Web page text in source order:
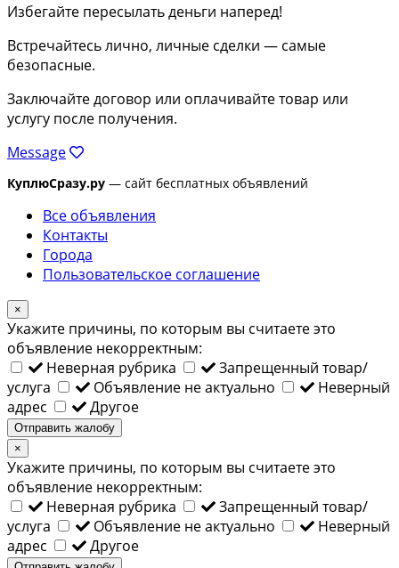
Избегайте пересылать деньги наперед!
Встречайтесь лично, личные сделки — самые
безопасные.
Заключайте договор или оплачивайте товар или
услугу после получения.
Message
КуплюСразу.ру — сайт бесплатных объявлений
Все объявления
Контакты
Города
Пользовательское соглашение
×
Укажите причины, по которым вы считаете это
объявление некорректным:
Неверная рубрика
Запрещенный товар/
услуга
Объявление не актуально
Неверный
адрес
Другое
Отправить жалобу
×
Укажите причины, по которым вы считаете это
объявление некорректным:
Неверная рубрика
Запрещенный товар/
услуга
Объявление не актуально
Неверный
адрес
Другое